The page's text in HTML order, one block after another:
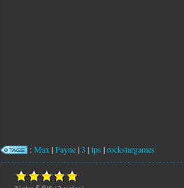
:Max |Payne|3 |tps |rockstargames